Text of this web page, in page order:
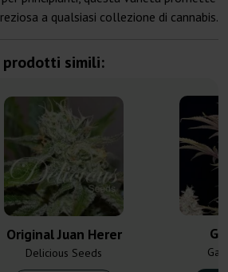
a qualsiasi collezione di cannabis.
prodotti simili:
Original Juan Herer
Delicious Seeds